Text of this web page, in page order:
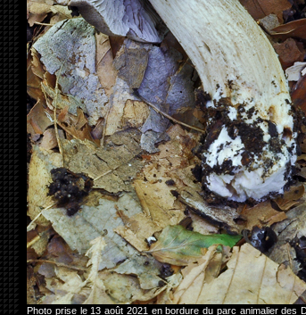
Photo prise le 13 août 2021 en bordure du parc animalier des